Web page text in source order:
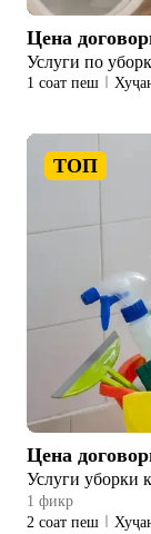
Цена
Услуги по
1 соат пеш
ТОП
Цена
Услуги уборки
1 фикр
2 соат пеш